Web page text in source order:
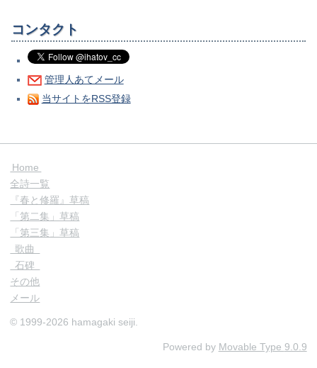
コンタクト
管理人あてメール
当サイトをRSS登録
Home
全詩一覧
『春と修羅』草稿
「第二集」草稿
「第三集」草稿
歌曲
石碑
その他
メール
© 1999-2026 hamagaki seiji.
Powered by Movable Type 9.0.9